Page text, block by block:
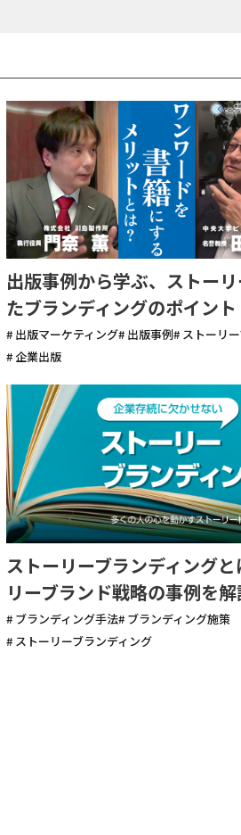
出版事例から学ぶ、ストー
たブランディングのポイント
# 出版マーケティング# 出版事例# ストーリ
# 企業出版
ストーリーブランディング
リーブランド戦略の事例を
# ブランディング手法# ブランディング施策
# ストーリーブランディング